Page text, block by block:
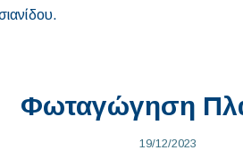
Φωταγώγηση
19/12/2023